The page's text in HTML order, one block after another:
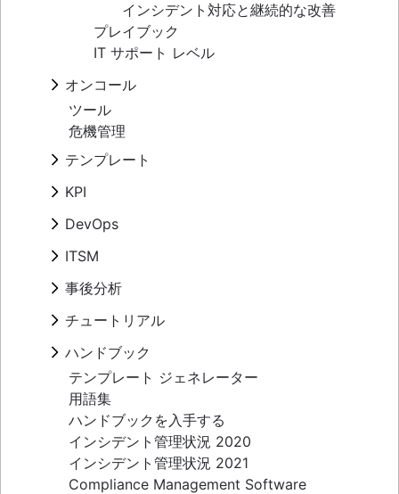
インシデント対応と継続的な改善
プレイブック
IT サポート レベル
オンコール
概要
オンコール スケジュール
オンコール手当て
アラートによる疲弊
エスカレーション ポリシー
ツール
危機管理
テンプレート
KPI
一般的な指標
重大度
ダウンタイムのコスト
SLA と SLO と SLI
エラー予算
信頼性と可用性
MTTF（平均故障時間）
DevOps
SRE
構築した者が運用する
ChatOps
ITSM
概要
重大インシデント管理
IT インシデント管理
IT 運用のための最新のインシデント管理
IT ディザスタ リカバリ計画の策定方法
ディザスタ リカバリ計画の例
バグ追跡のベスト プラクティス
事後分析
テンプレート
誰も責めない
レポート
ミーティング
タイムライン
5 つの Why
公開と非公開の違い
チュートリアル
概要
インシデント コミュニケーション
オンコール スケジュール
顧客通知の自動化
ハンドブック
概要
インシデント対応
事後分析
テンプレート ジェネレーター
用語集
ハンドブックを入手する
インシデント管理状況 2020
インシデント管理状況 2021
Compliance Management Software